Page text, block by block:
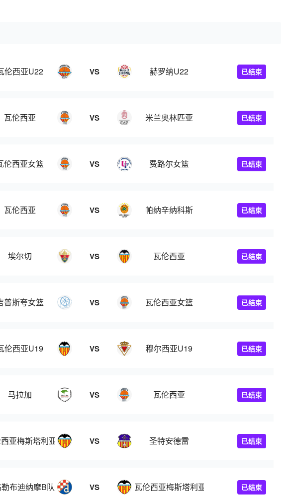
伦西亚U22 VS 赫罗纳U22 已结束
瓦伦西亚 VS 米兰奥林匹亚 已结束
伦西亚女篮 VS 费路尔女篮 已结束
瓦伦西亚 VS 帕纳辛纳科斯 已结束
埃尔切 VS 瓦伦西亚 已结束
普斯夸女篮 VS 瓦伦西亚女篮 已结束
伦西亚U19 VS 穆尔西亚U19 已结束
马拉加 VS 瓦伦西亚 已结束
亚梅斯塔利亚 VS 圣特安德雷 已结束
布迪纳摩B队 VS 瓦伦西亚梅斯塔利亚 已结束